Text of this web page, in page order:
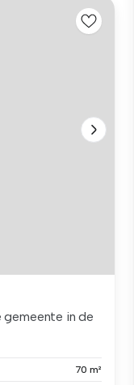
gemeente in de
70 m²